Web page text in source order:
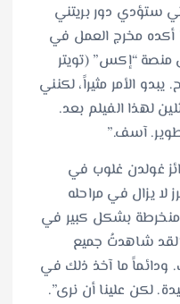
ستؤدي دور بريتني
أكده مخرج العمل في
منصة “إكس” (تويتر
الأمر مثيراً، لكنني
لهذا الفيلم بعد.
آسف.”
غولدن غلوب في
لا يزال في مراحله
منخرطة بشكل كبير في
“لقد شاهدتُ جميع
ودائماً ما آخذ ذلك في
لكن علينا أن نرى”.